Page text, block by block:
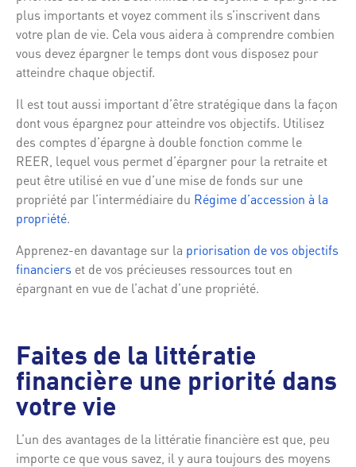
plus importants et voyez comment ils s’inscrivent dans
votre plan de vie. Cela vous aidera à comprendre combien
vous devez épargner le temps dont vous disposez pour
atteindre chaque objectif.
Il est tout aussi important d’être stratégique dans la façon
dont vous épargnez pour atteindre vos objectifs. Utilisez
des comptes d’épargne à double fonction comme le
REER, lequel vous permet d’épargner pour la retraite et
peut être utilisé en vue d’une mise de fonds sur une
propriété par l’intermédiaire du Régime d’accession à la
propriété.
Apprenez-en davantage sur la priorisation de vos objectifs
financiers et de vos précieuses ressources tout en
épargnant en vue de l’achat d’une propriété.
Faites de la littératie
financière une priorité dans
votre vie
L’un des avantages de la littératie financière est que, peu
importe ce que vous savez, il y aura toujours des moyens